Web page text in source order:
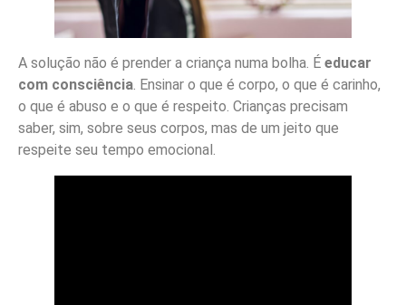
A solução não é prender a criança numa bolha. É educar
com consciência . Ensinar o que é corpo, o que é carinho,
o que é abuso e o que é respeito. Crianças precisam
saber, sim, sobre seus corpos, mas de um jeito que
respeite seu tempo emocional.